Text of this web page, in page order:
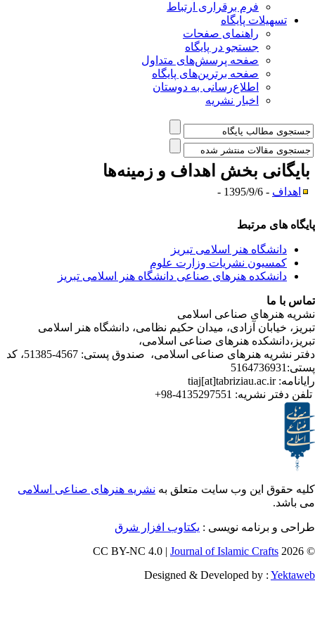
فرم برقراری ارتباط
پایگاه
راهنمای صفحات
جستجو در پایگاه
صفحه پرسش‌های متداول
صفحه برترین‌های پایگاه
اطلاع‌رسانی به دوستان
اخبار نشریه
بخش اهداف و زمینه‌ها
- 1395/9/6 -
مرتبط
هنر اسلامی تبریز
نشریات وزارت علوم
هنرهای صناعی دانشگاه هنر اسلامی تبریز
صناعی اسلامی
آزادی، میدان حکیم نظامی، دانشگاه هنر اسلامی
هنرهای صناعی اسلامی،
دفتر نشریه هنرهای صناعی اسلامی، صندوق پستی: 4567-51385، کد
نشریه:4135297551-98+
این وب سایت متعلق بهنشریه هنرهای صناعی اسلامی
نویسی : یکتاوب افزار شرق
Journal of Islamic
Designed & Developed by :